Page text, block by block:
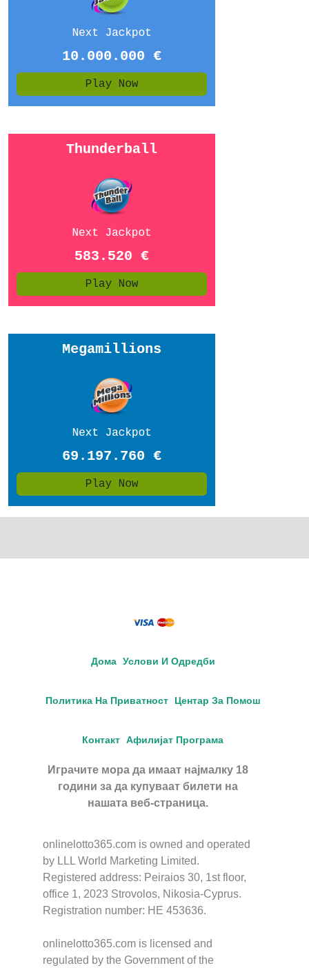
Дома Услови И Одредби
Политика На Приватност Центар За Помош
Контакт Афилијат Програма
Играчите мора да имаат најмалку 18
години за да купуваат билети на
нашата веб-страница.
onlinelotto365.com is owned and operated
by LLL World Marketing Limited.
Registered address: Peiraios 30, 1st floor,
office 1, 2023 Strovolos, Nikosia-Cyprus.
Registration number: HE 453636.
onlinelotto365.com is licensed and
regulated by the Government of the